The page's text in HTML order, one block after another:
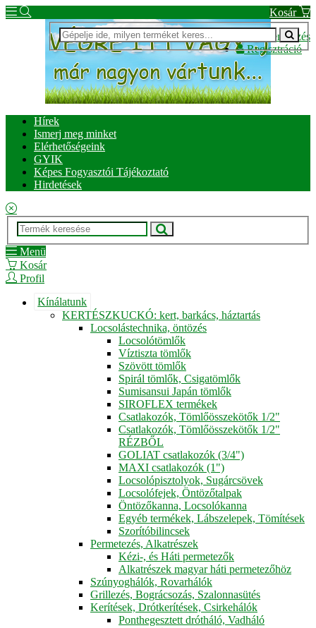
Kosár
Bejelentkezés
Regisztráció
Hírek
Ismerj meg minket
Elérhetőségeink
GYIK
Képes Fogyasztói Tájékoztató
Hirdetések
Menü
Kosár
Profil
Kínálatunk
KERTÉSZKUCKÓ: kert, barkács, háztartás
Locsolástechnika, öntözés
Locsolótömlők
Víztiszta tömlők
Szövött tömlők
Spirál tömlők, Csigatömlők
Sumisansui Japán tömlők
SIROFLEX termékek
Csatlakozók, Tömlőösszekötők 1/2"
Csatlakozók, Tömlőösszekötők 1/2"
RÉZBŐL
GOLIAT csatlakozók (3/4")
MAXI csatlakozók (1")
Locsolópisztolyok, Sugárcsövek
Locsolófejek, Öntözőtalpak
Öntözőkanna, Locsolókanna
Egyéb termékek, Lábszelepek, Tömítések
Szorítóbilincsek
Permetezés, Alkatrészek
Kézi-, és Háti permetezők
Alkatrészek magyar háti permetezőhöz
Szúnyoghálók, Rovarhálók
Grillezés, Bográcsozás, Szalonnasütés
Kerítések, Drótkerítések, Csirkehálók
Ponthegesztett drótháló, Vadháló